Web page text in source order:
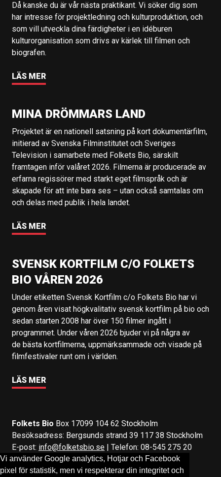
Vi använder Google analytics, Hotjar och Facebook
pixel för statistik, men vi respekterar din integritet och
Då kanske du är vår nästa praktikant. Vi söker dig som
har intresse för projektledning och kulturproduktion, och
som vill utveckla dina färdigheter i en idéburen
kulturorganisation som drivs av kärlek till filmen och
biografen.
LÄS MER
MINA DRÖMMARS LAND
Projektet är en nationell satsning på kort dokumentärfilm,
initierad av Svenska Filminstitutet och Sveriges
Television i samarbete med Folkets Bio, särskilt
framtagen inför valåret 2026. Filmerna är producerade av
erfarna regissörer med starkt eget filmspråk och är
skapade för att inte bara ses – utan också samtalas om
och delas med publik i hela landet.
LÄS MER
SVENSK KORTFILM C/O FOLKETS
BIO VÅREN 2026
Under etiketten Svensk Kortfilm c/o Folkets Bio har vi
genom åren visat högkvalitativ svensk kortfilm på bio och
sedan starten 2008 har över 150 filmer ingått i
programmet. Under våren 2026 bjuder vi på några av
de bästa kortfilmerna, uppmärksammade och visade på
filmfestivaler runt om i världen.
LÄS MER
Folkets Bio Box 17099 104 62 Stockholm
Besöksadress: Bergsunds strand 39 117 38 Stockholm
E-post: info@folketsbio.se | Telefon: 08-545 275 20
Följ oss på:Facebook&Instagram